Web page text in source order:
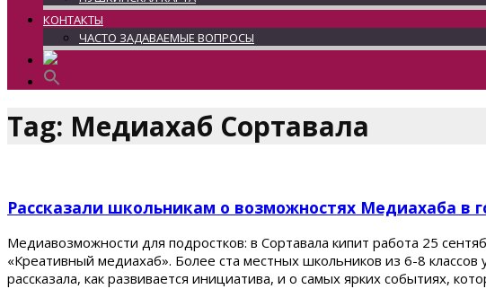
КОНТАКТЫ
ЧАСТО ЗАДАВАЕМЫЕ ВОПРОСЫ
Tag: Медиахаб Сортавала
Рассказали школьникам о возможностях Медиахаба в
Медиавозможности для подростков: в Сортавала кипит работа 25
«Креативный медиахаб». Более ста местных школьников из 6-8
рассказала, как развивается инициатива, и о самых ярких событиях,